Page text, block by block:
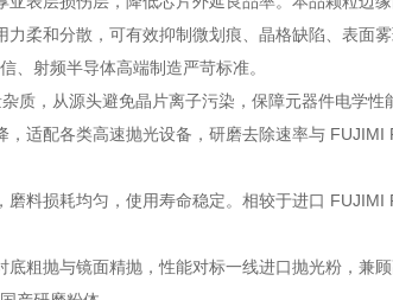
柔和分散，可有效抑制微划痕、晶格缺陷、表面
、射频半导体高端制造严苛标准。
质，从源头避免晶片离子污染，保障元器件电学
适配各类高速抛光设备，研磨去除速率与 FUJIMI
料损耗均匀，使用寿命稳定。相较于进口 FUJIMI
粗抛与镜面精抛，性能对标一线进口抛光粉，兼